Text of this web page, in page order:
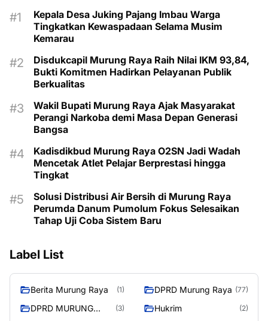
Kepala Desa Juking Pajang Imbau Warga
Tingkatkan Kewaspadaan Selama Musim
Kemarau
Disdukcapil Murung Raya Raih Nilai IKM 93,84,
Bukti Komitmen Hadirkan Pelayanan Publik
Berkualitas
Wakil Bupati Murung Raya Ajak Masyarakat
Perangi Narkoba demi Masa Depan Generasi
Bangsa
Kadisdikbud Murung Raya O2SN Jadi Wadah
Mencetak Atlet Pelajar Berprestasi hingga
Tingkat
Solusi Distribusi Air Bersih di Murung Raya
Perumda Danum Pumolum Fokus Selesaikan
Tahap Uji Coba Sistem Baru
Label List
Berita Murung Raya (1) DPRD Murung Raya (77)
DPRD MURUNG
(3) Hukrim (2)